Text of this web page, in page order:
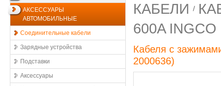
АКСЕССУАРЫ
АВТОМОБИЛЬНЫЕ
Соединительные кабели
Зарядные устройства
Подставки
Аксессуары
КАБЕЛИ
600A
Кабеля с
2000636)